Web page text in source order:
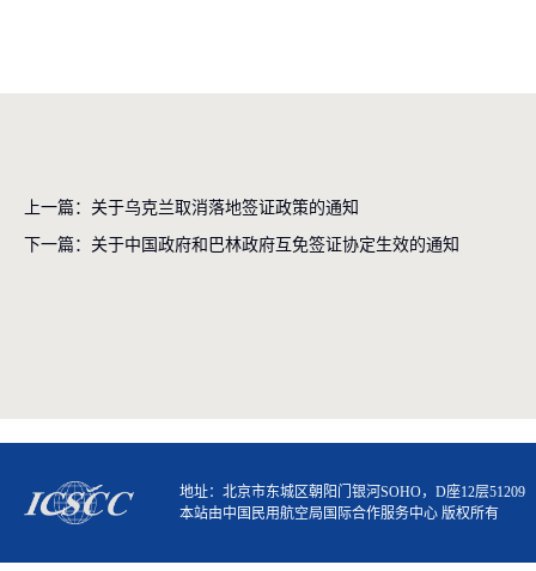
上一篇：关于乌克兰取消落地签证政策的通知
下一篇：关于中国政府和巴林政府互免签证协定生效的通知
地址：北京市东城区朝阳门银河SOHO，D座12层51209
本站由中国民用航空局国际合作服务中心 版权所有